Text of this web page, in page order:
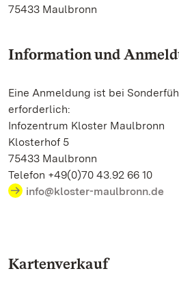
75433 Maulbronn
Information und
Eine Anmeldung ist bei
erforderlich:
Infozentrum Kloster
Klosterhof 5
75433 Maulbronn
Telefon +49(0)70 43.92 66 10
info@kloster-maulbronn.de
Kartenverkauf